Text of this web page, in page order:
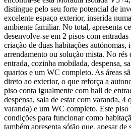
distingue pelo seu forte potencial de
excelente espaço exterior, inserida
ambiente familiar. No total, apresenta
desenvolve-se em 2 pisos com
criação de duas habitações autónomas,
arrendamento ou solução mista. No
entrada, cozinha mobilada, despensa,
quartos e um WC completo. As áreas
direto ao exterior, o que reforça a
piso conta igualmente com hall de
despensa, sala de estar com varanda, 4
varanda) e um WC completo. Este piso
condições para funcionar como
também apresenta sótão que, apesar